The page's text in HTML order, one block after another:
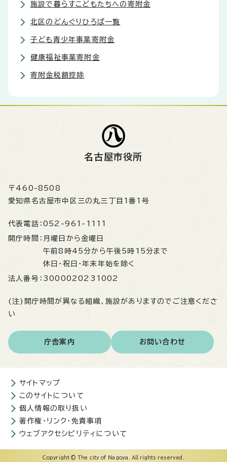
施設で暮らすこどもたちへの寄附金
北区のどんぐりひろば一覧
子ども青少年事業寄附金
健康福祉事業寄附金
寄附金税額控除
名古屋市役所
〒460-8508
愛知県名古屋市中区三の丸三丁目1番1号
代表電話： 052-961-1111
開庁時間： 月曜日から金曜日
午前8時45分から午後5時15分まで
休日・祝日・年末年始を除く
法人番号： 3000020231002
(注)開庁時間が異なる組織、施設がありますのでご注意くださ
い
庁舎案内 お問い合わせ
サイトマップ
このサイトについて
個人情報の取り扱い
著作権・リンク・免責事項
ウェブアクセシビリティについて
Copyright © The city of Nagoya. All rights reserved.